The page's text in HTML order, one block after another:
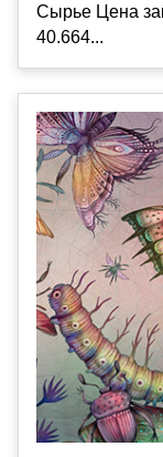
Сырье Цена
40.664...